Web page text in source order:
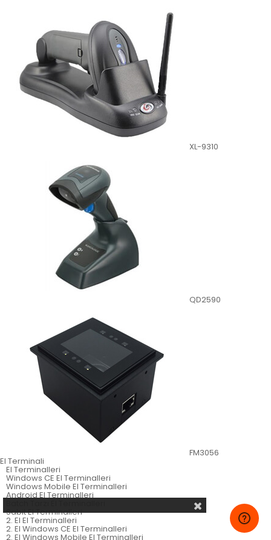
XL-9310
QD2590
FM3056
El Terminali
El Terminalleri
Windows CE El Terminalleri
Windows Mobile El Terminalleri
Android El Terminalleri
Sabit El Terminalleri
2. El El Terminalleri
2. El Windows CE El Terminalleri
2. El Windows Mobile El Terminalleri